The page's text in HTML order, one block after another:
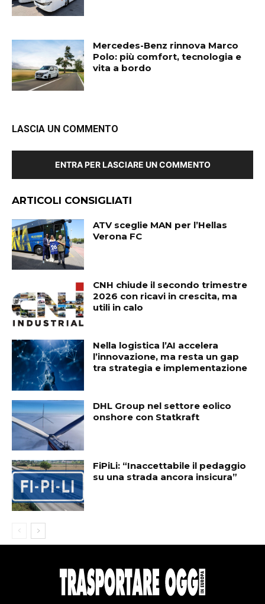
Mercedes-Benz rinnova Marco
Polo: più comfort, tecnologia e
vita a bordo
LASCIA UN COMMENTO
ENTRA PER LASCIARE UN COMMENTO
ARTICOLI CONSIGLIATI
ATV sceglie MAN per l’Hellas
Verona FC
CNH chiude il secondo trimestre
2026 con ricavi in crescita, ma
utili in calo
Nella logistica l’AI accelera
l’innovazione, ma resta un gap
tra strategia e implementazione
DHL Group nel settore eolico
onshore con Statkraft
FiPiLi: “Inaccettabile il pedaggio
su una strada ancora insicura”